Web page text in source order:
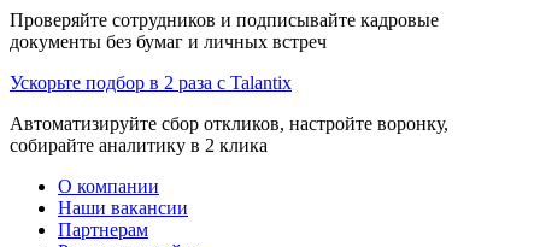
Проверяйте сотрудников и подписывайте кадровые
документы без бумаг и личных встреч
Ускорьте подбор в 2 раза с Talantix
Автоматизируйте сбор откликов, настройте воронку,
собирайте аналитику в 2 клика
О компании
Наши вакансии
Партнерам